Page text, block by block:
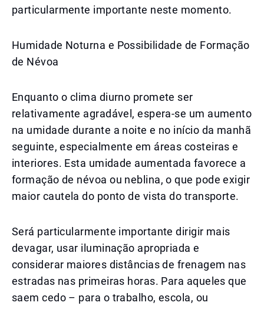
particularmente importante neste momento.
Humidade Noturna e Possibilidade de Formação
de Névoa
Enquanto o clima diurno promete ser
relativamente agradável, espera-se um aumento
na umidade durante a noite e no início da manhã
seguinte, especialmente em áreas costeiras e
interiores. Esta umidade aumentada favorece a
formação de névoa ou neblina, o que pode exigir
maior cautela do ponto de vista do transporte.
Será particularmente importante dirigir mais
devagar, usar iluminação apropriada e
considerar maiores distâncias de frenagem nas
estradas nas primeiras horas. Para aqueles que
saem cedo – para o trabalho, escola, ou